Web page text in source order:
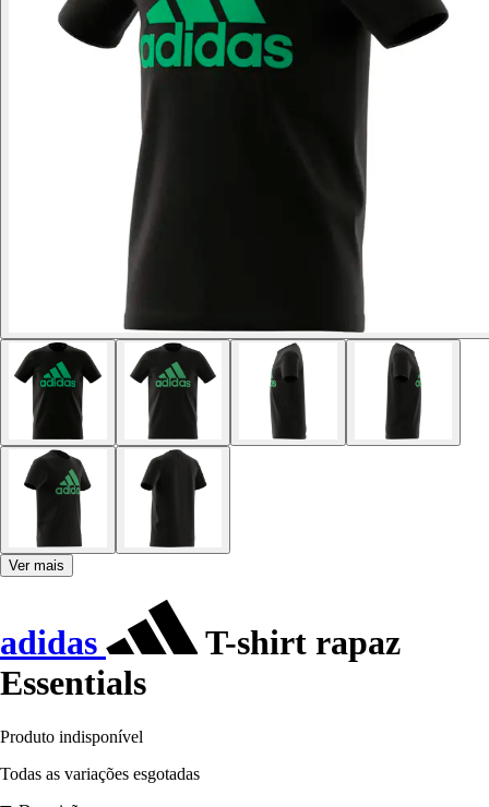
Ver mais
adidas
T-shirt rapaz
Essentials
Produto indisponível
Todas as variações esgotadas